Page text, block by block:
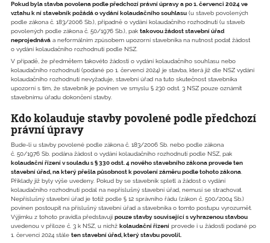
Pokud byla stavba povolena podle předchozí právní úpravy a po 1. červenci 2024 ve
vztahu k ní stavebník požádá o vydání kolaudačního souhlasu (u staveb povolených
podle zákona č. 183/2006 Sb.), případně o vydání kolaudačního rozhodnutí (u staveb
povolených podle zákona č. 50/1976 Sb.), pak takovou žádost stavební úřad
neprojednává a neformálním způsobem upozorní stavebníka na nutnost podat žádost
o vydání kolaudačního rozhodnutí podle NSZ.
V případě, že předmětem takovéto žádosti o vydání kolaudačního souhlasu nebo
kolaudačního rozhodnutí (podané po 1. červenci 2024) je stavba, která již dle NSZ vydání
kolaudačního rozhodnutí nevyžaduje, stavební úřad na tuto skutečnost stavebníka
upozorní s tím, že stavebník je povinen ve smyslu § 230 odst. 3 NSZ pouze oznámit
stavebnímu úřadu dokončení stavby.
Kdo kolauduje stavby povolené podle předchozí
právní úpravy
Bude-li u stavby povolené podle zákona č. 183/2006 Sb. nebo podle zákona
č. 50/1976 Sb. podána žádost o vydání kolaudačního rozhodnutí podle NSZ, pak
kolaudační řízení v souladu s § 330 odst. 4 nového stavebního zákona provede ten
stavební úřad, na který přešla působnost k povolení záměru podle tohoto zákona.
Příklady již byly výše uvedeny. Pokud by se stavebník spletl a žádost o vydání
kolaudačního rozhodnutí podal na nepříslušný stavební úřad, nemusí se strachovat.
Nepříslušný stavební úřad je totiž podle § 12 správního řádu (zákon č. 500/2004 Sb.)
povinen postoupit na příslušný stavební úřad a stavebníka o tomto postupu vyrozumět.
Výjimku z tohoto pravidla představují pouze stavby související s vyhrazenou stavbou
uvedenou v příloze č. 3 k NSZ, u nichž kolaudační řízení provede i u žádosti podané po
1. červenci 2024 stále ten stavební úřad, který stavbu povolil.